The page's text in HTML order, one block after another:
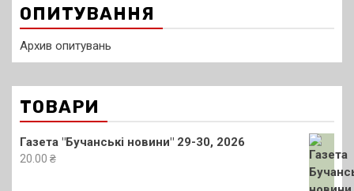
ОПИТУВАННЯ
Архив опитувань
ТОВАРИ
Газета "Бучанські новини" 29-30, 2026
20.00 ₴